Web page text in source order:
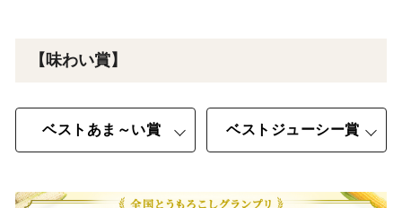
【味わい賞】
ベストあま～い賞 ベストジューシー賞